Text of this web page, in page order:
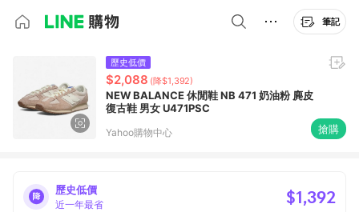
筆記
歷史低價
$2,088 (降$1,392)
NEW BALANCE 休閒鞋 NB 471 奶油粉 麂皮
復古鞋 男女 U471PSC
Yahoo購物中心 搶購
歷史低價
近一年最省 $1,392